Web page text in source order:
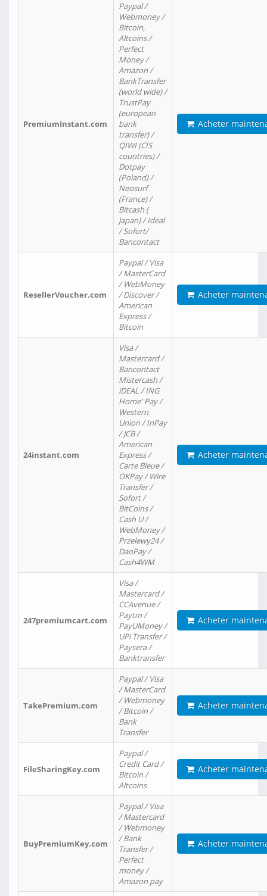
PremiumInstant.com
Paypal /
Webmoney /
Bitcoin,
Altcoins /
Perfect
Money /
Amazon /
BankTransfer
(world wide) /
TrustPay
(european
bank
transfer) /
QIWI (CIS
countries) /
Dotpay
(Poland) /
Neosurf
(France) /
Bitcash (
Japan) / Ideal
/ Sofort/
Bancontact
Acheter
ResellerVoucher.com
Paypal / Visa
/ MasterCard
/ WebMoney
/ Discover /
American
Express /
Bitcoin
Acheter
24instant.com
Visa /
Mastercard /
Bancontact
Mistercash /
iDEAL / ING
Home' Pay /
Western
Union / InPay
/ JCB /
American
Express /
Carte Bleue /
OKPay / Wire
Transfer /
Sofort /
BitCoins /
Cash U /
WebMoney /
Przelewy24 /
DaoPay /
Cash4WM
Acheter
247premiumcart.com
Visa /
Mastercard /
CCAvenue /
Paytm /
PayUMoney /
UPi Transfer /
Paysera /
Banktransfer
Acheter
TakePremium.com
Paypal / Visa
/ MasterCard
/ Webmoney
/ Bitcoin /
Bank
Transfer
Acheter
FileSharingKey.com
Paypal /
Credit Card /
Bitcoin /
Altcoins
Acheter
BuyPremiumKey.com
Paypal / Visa
/ Mastercard
/ Webmoney
/ Bank
Transfer /
Perfect
money /
Amazon pay
Acheter